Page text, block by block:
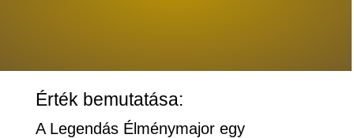
Érték bemutatása:
A Legendás Élménymajor egy